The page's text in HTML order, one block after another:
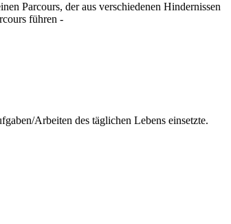
Parcours, der aus verschiedenen Hindernissen
führen -
Arbeiten des täglichen Lebens einsetzte.